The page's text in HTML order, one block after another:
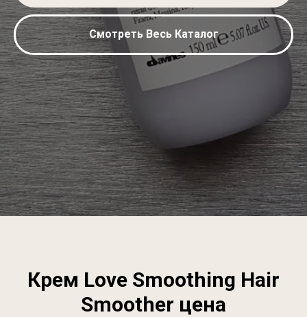
Смотреть Весь Каталог
Крем Love Smoothing Hair
Smoother цена